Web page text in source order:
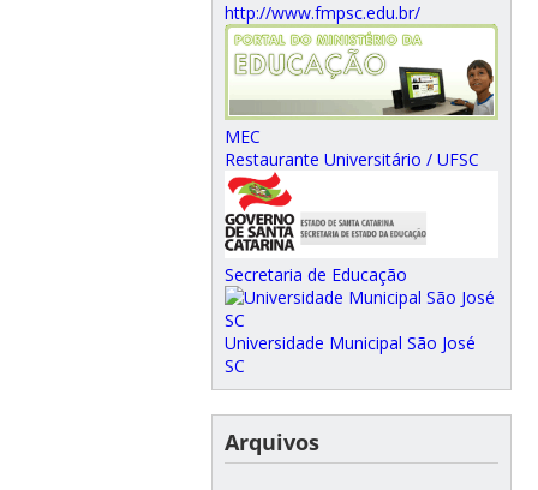
http://www.fmpsc.edu.br/
MEC
Restaurante Universitário / UFSC
Secretaria de Educação
Universidade Municipal São José
SC
Arquivos